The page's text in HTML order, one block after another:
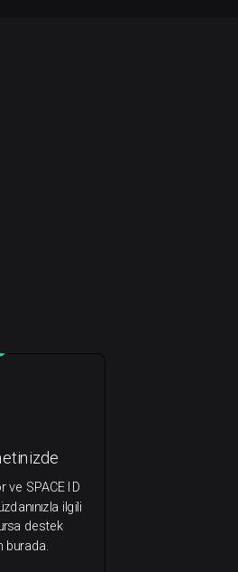
ve SPACE ID
ilgili
destek
burada.